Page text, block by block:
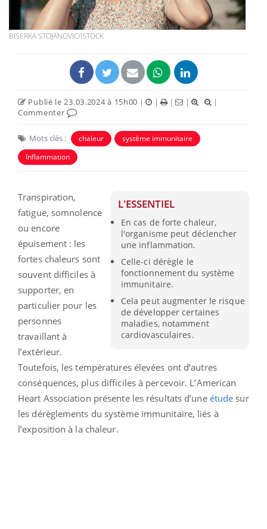
BISERKA STOJANOVIC/ISTOCK
Publié le 23.03.2024 à 15h00 | | | |
|
Commenter
Mots clés : chaleur
système immunitaire
Inflammation
L'ESSENTIEL
En cas de forte chaleur,
l'organisme peut déclencher
une inflammation.
Celle-ci dérègle le
fonctionnement du système
immunitaire.
Cela peut augmenter le risque
de développer certaines
maladies, notamment
cardiovasculaires.
Transpiration,
fatigue, somnolence
ou encore
épuisement : les
fortes chaleurs sont
souvent difficiles à
supporter, en
particulier pour les
personnes
travaillant à
l’extérieur.
Toutefois, les températures élevées ont d’autres
conséquences, plus difficiles à percevoir. L’American
Heart Association présente les résultats d’une étude sur
les dérèglements du système immunitaire, liés à
l’exposition à la chaleur.